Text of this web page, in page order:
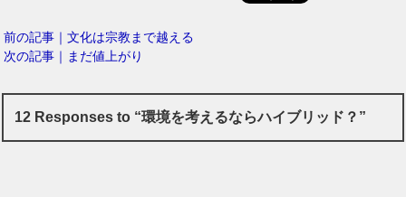
前の記事｜文化は宗教まで越える
次の記事｜まだ値上がり
12 Responses to “環境を考えるならハイブリッド？”